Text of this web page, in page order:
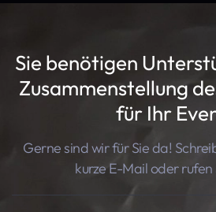
Sie benötigen
Zusammenstellung
für Ihr
Gerne sind wir für Sie da!
kurze E-Mail oder rufen